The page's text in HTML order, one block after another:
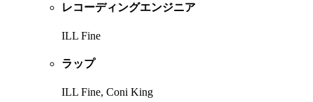
レコーディングエンジニア
ILL Fine
ラップ
ILL Fine, Coni King